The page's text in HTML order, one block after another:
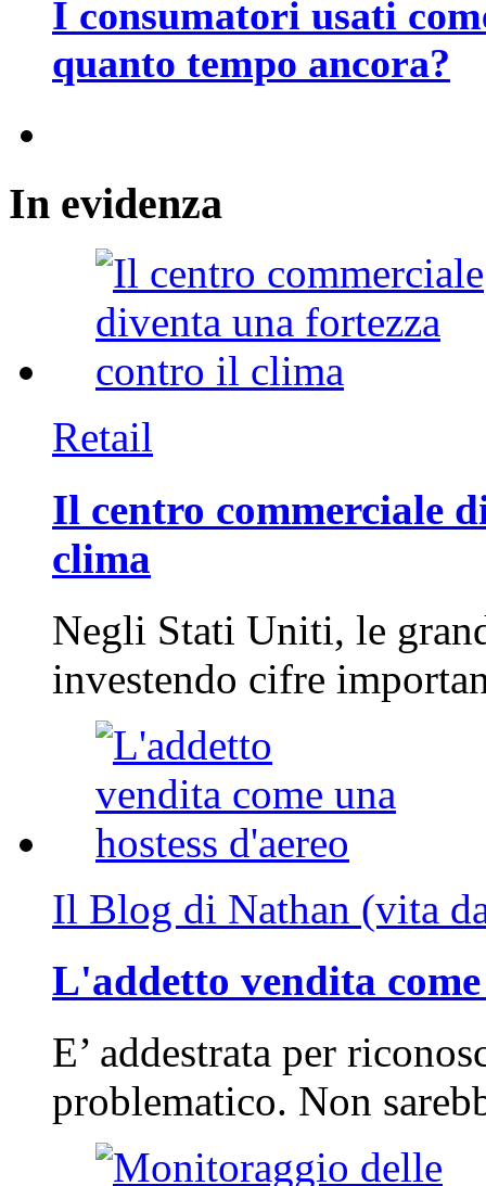
I consumatori usati
quanto tempo ancora?
In evidenza
Retail
Il centro commerciale
clima
Negli Stati Uniti, le
investendo cifre
Il Blog di Nathan (vita
L'addetto vendita
E’ addestrata per
problematico. Non